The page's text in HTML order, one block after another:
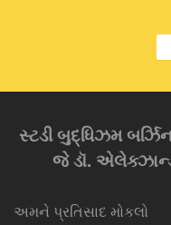
સ્ટડી બુદ્ધિઝમ
જે ડૉ.
અમને પ્રતિસાદ મોકલો